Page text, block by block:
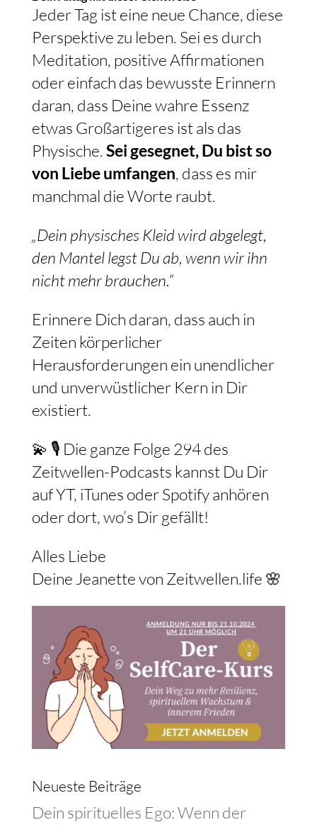
Jeder Tag ist eine neue Chance, diese
Perspektive zu leben. Sei es durch
Meditation, positive Affirmationen
oder einfach das bewusste Erinnern
daran, dass Deine wahre Essenz
etwas Großartigeres ist als das
Physische. Sei gesegnet, Du bist so
von Liebe umfangen, dass es mir
manchmal die Worte raubt.
„Dein physisches Kleid wird abgelegt,
den Mantel legst Du ab, wenn wir ihn
nicht mehr brauchen.“
Erinnere Dich daran, dass auch in
Zeiten körperlicher
Herausforderungen ein unendlicher
und unverwüstlicher Kern in Dir
existiert.
💫 🎙️ Die ganze Folge 294 des
Zeitwellen-Podcasts kannst Du Dir
auf YT, iTunes oder Spotify anhören
oder dort, wo’s Dir gefällt!
Alles Liebe
Deine Jeanette von Zeitwellen.life 🌸
Neueste Beiträge
Dein spirituelles Ego: Wenn der